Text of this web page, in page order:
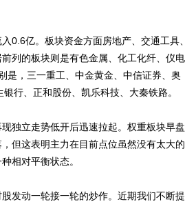
亿。板块资金方面房地产、交通工具、
列的板块则是有色金属、化工化纤、仪电
是，三一重工、中金黄金、中信证券、奥
行、正和股份、凯乐科技、大秦铁路。
立走势低开后迅速拉起。权重板块早盘
但这表明主力在目前点位虽然没有太大的
相对平衡状态。
动一轮接一轮的炒作。近期我们不断提